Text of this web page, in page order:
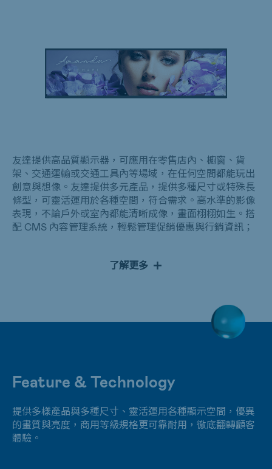
友達提供高品質顯示器，可應用在零售店內、櫥窗、貨
架、交通運輸或交通工具內等場域，在任何空間都能玩出
創意與想像。友達提供多元產品，提供多種尺寸或特殊長
條型，可靈活運用於各種空間，符合需求。高水準的影像
表現，不論戶外或室內都能清晰成像，畫面栩栩如生。搭
配 CMS 內容管理系統，輕鬆管理促銷優惠與行銷資訊；
了解更多
Feature & Technology
提供多樣產品與多種尺寸、靈活運用各種顯示空間，優異
的畫質與亮度，商用等級規格更可靠耐用，徹底翻轉顧客
體驗。